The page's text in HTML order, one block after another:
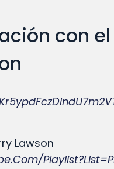
con el
Lawson